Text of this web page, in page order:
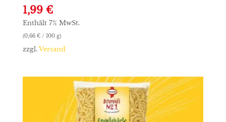
1,99 €
Enthält 7% MwSt.
(0,66 €/ 100 g)
zzgl.Versand